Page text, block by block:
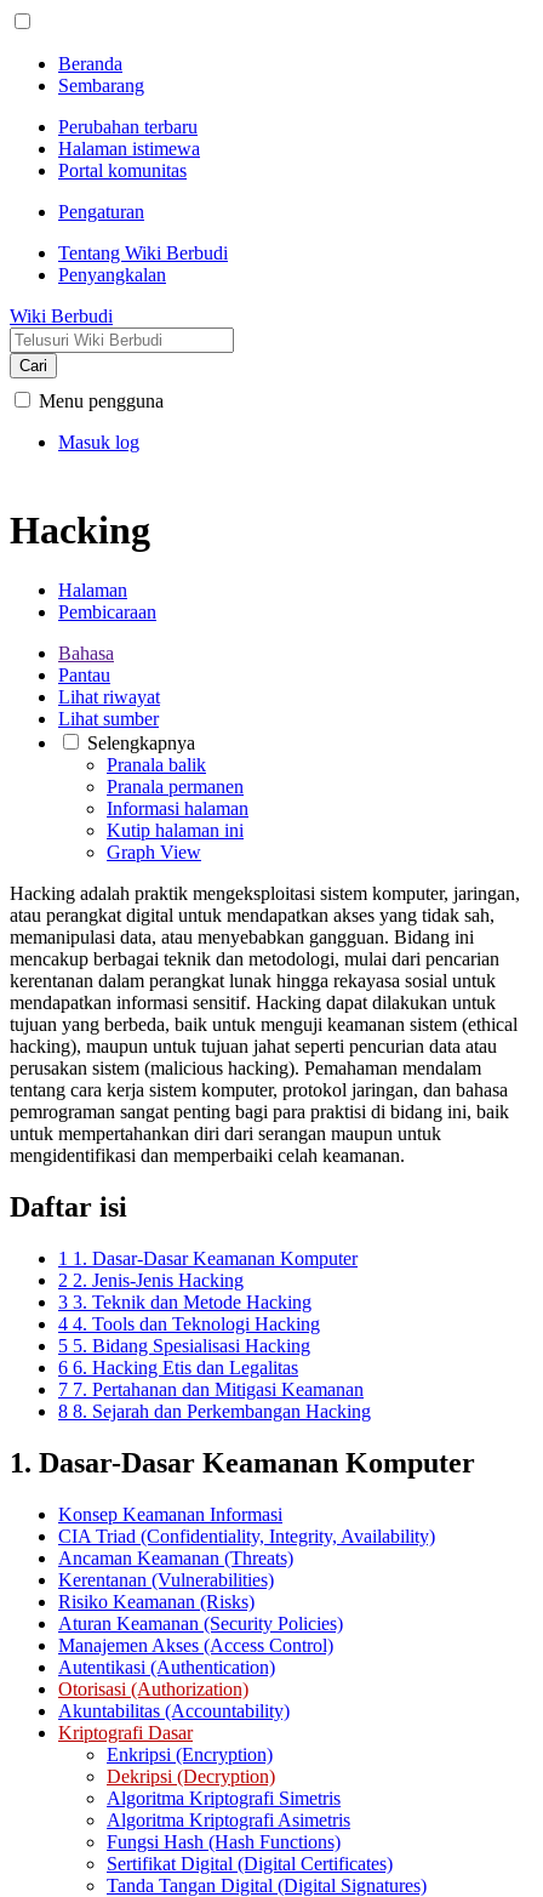
Beranda
Sembarang
Perubahan terbaru
Halaman istimewa
Portal komunitas
Pengaturan
Tentang Wiki Berbudi
Penyangkalan
Wiki Berbudi
Cari
Menu pengguna
Masuk log
Hacking
Halaman
Pembicaraan
Bahasa
Pantau
Lihat riwayat
Lihat sumber
Selengkapnya
Pranala balik
Pranala permanen
Informasi halaman
Kutip halaman ini
Graph View
Hacking adalah praktik mengeksploitasi sistem komputer, jaringan,
atau perangkat digital untuk mendapatkan akses yang tidak sah,
memanipulasi data, atau menyebabkan gangguan. Bidang ini
mencakup berbagai teknik dan metodologi, mulai dari pencarian
kerentanan dalam perangkat lunak hingga rekayasa sosial untuk
mendapatkan informasi sensitif. Hacking dapat dilakukan untuk
tujuan yang berbeda, baik untuk menguji keamanan sistem (ethical
hacking), maupun untuk tujuan jahat seperti pencurian data atau
perusakan sistem (malicious hacking). Pemahaman mendalam
tentang cara kerja sistem komputer, protokol jaringan, dan bahasa
pemrograman sangat penting bagi para praktisi di bidang ini, baik
untuk mempertahankan diri dari serangan maupun untuk
mengidentifikasi dan memperbaiki celah keamanan.
Daftar isi
1 1. Dasar-Dasar Keamanan Komputer
2 2. Jenis-Jenis Hacking
3 3. Teknik dan Metode Hacking
4 4. Tools dan Teknologi Hacking
5 5. Bidang Spesialisasi Hacking
6 6. Hacking Etis dan Legalitas
7 7. Pertahanan dan Mitigasi Keamanan
8 8. Sejarah dan Perkembangan Hacking
1. Dasar-Dasar Keamanan Komputer
Konsep Keamanan Informasi
CIA Triad (Confidentiality, Integrity, Availability)
Ancaman Keamanan (Threats)
Kerentanan (Vulnerabilities)
Risiko Keamanan (Risks)
Aturan Keamanan (Security Policies)
Manajemen Akses (Access Control)
Autentikasi (Authentication)
Otorisasi (Authorization)
Akuntabilitas (Accountability)
Kriptografi Dasar
Enkripsi (Encryption)
Dekripsi (Decryption)
Algoritma Kriptografi Simetris
Algoritma Kriptografi Asimetris
Fungsi Hash (Hash Functions)
Sertifikat Digital (Digital Certificates)
Tanda Tangan Digital (Digital Signatures)